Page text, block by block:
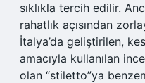
sıklıkla tercih edilir.
rahatlık açısından
İtalya’da geliştirilen,
amacıyla kullanılan
olan “stiletto”ya